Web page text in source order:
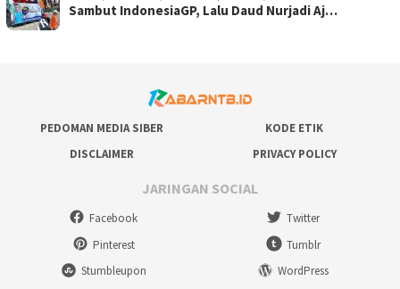
Sambut IndonesiaGP, Lalu Daud Nurjadi Aj…
PEDOMAN MEDIA SIBER
KODE ETIK
DISCLAIMER
PRIVACY POLICY
JARINGAN SOCIAL
Facebook
Twitter
Pinterest
Tumblr
Stumbleupon
WordPress